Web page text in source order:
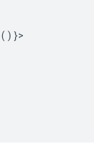
()}